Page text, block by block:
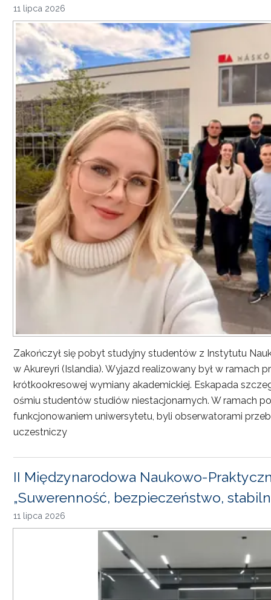
11 lipca 2026
Zakończył się pobyt studyjny studentów z Instytutu
w Akureyri (Islandia). Wyjazd realizowany był w ramach
krótkookresowej wymiany akademickiej. Eskapada
ośmiu studentów studiów niestacjonarnych. W ramach
funkcjonowaniem uniwersytetu, byli obserwatorami
uczestniczy
II Międzynarodowa Naukowo-
„Suwerenność, bezpieczeństwo,
11 lipca 2026